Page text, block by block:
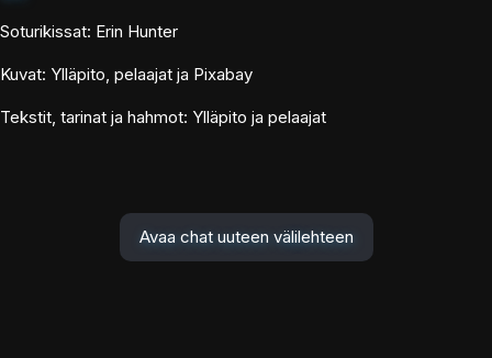
Soturikissat: Erin Hunter
Kuvat: Ylläpito, pelaajat ja Pixabay
Tekstit, tarinat ja hahmot: Ylläpito ja pelaajat
Avaa chat uuteen välilehteen